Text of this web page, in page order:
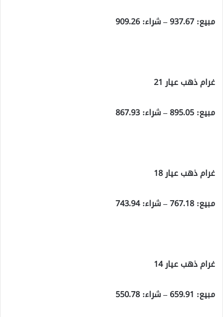
مبيع: 937.67 – شراء: 909.26
غرام ذهب عيار 21
مبيع: 895.05 – شراء: 867.93
غرام ذهب عيار 18
مبيع: 767.18 – شراء: 743.94
غرام ذهب عيار 14
مبيع: 659.91 – شراء: 550.78